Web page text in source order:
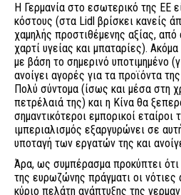
Η Γερμανία στο εσωτερικό της ΕΕ
κόστους (στα Lidl βρίσκει κανείς
χαμηλής προστιθέμενης αξίας, από
χαρτί υγείας και μπαταρίες).
με βάση το σημερινό υποτιμημένο
ανοίγει αγορές για τα προϊόντα
Πολύ σύντομα (ίσως και μέσα στη
πετρέλαιά της) και η Κίνα θα
σημαντικότεροι εμπορικοί εταίροι
ιμπεριαλισμός εξαργυρώνει σε
υποταγή των εργατών της και
Άρα, ως συμπέρασμα προκύπτει
της ευρωζώνης πράγματι οι
κύριο πελάτη ανάπτυξης της